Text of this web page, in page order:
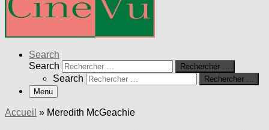
Search
Search
Rechercher …
Search
Rechercher …
Menu
Accueil » Meredith McGeachie